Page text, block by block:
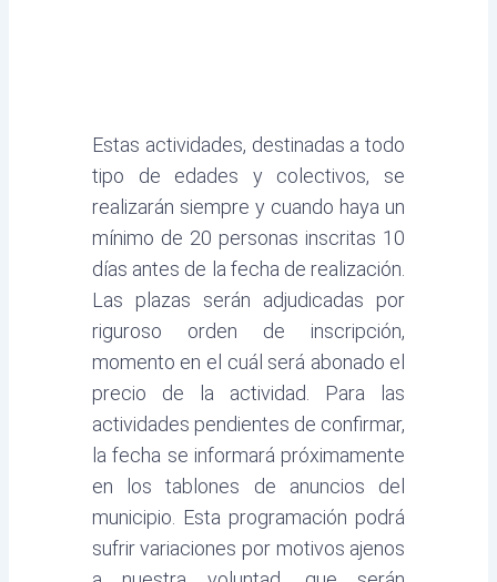
Estas actividades, destinadas a todo
tipo de edades y colectivos, se
realizarán siempre y cuando haya un
mínimo de 20 personas inscritas 10
días antes de la fecha de realización.
Las plazas serán adjudicadas por
riguroso orden de inscripción,
momento en el cuál será abonado el
precio de la actividad. Para las
actividades pendientes de confirmar,
la fecha se informará próximamente
en los tablones de anuncios del
municipio. Esta programación podrá
sufrir variaciones por motivos ajenos